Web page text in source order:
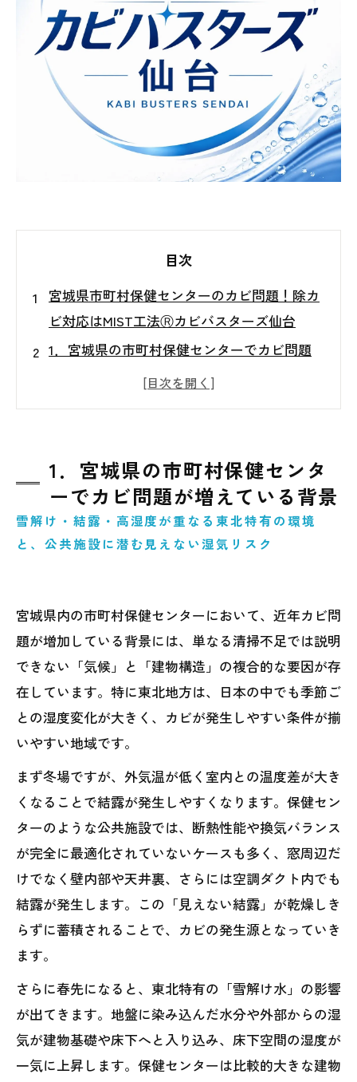
目次
宮城県市町村保健センターのカビ問題！除カ
ビ対応はMIST工法Ⓡカビバスターズ仙台
1．宮城県の市町村保健センターでカビ問題
が増えている背景
2．保健センター特有のカビ発生ポイントと
3．見えない場所で進行するカビ汚染の実態
4．なぜ清掃だけではカビ問題は解決しない
のか
5．実際に多い保健センターのカビトラブル
用対策
7．MIST工法Ⓡカビバスターズ仙台による原
因調査と再発防止策
1．宮城県の市町村保健センタ
ーでカビ問題が増えている背景
雪解け・結露・高湿度が重なる東北特有の環境
と、公共施設に潜む見えない湿気リスク
宮城県内の市町村保健センターにおいて、近年カビ問
題が増加している背景には、単なる清掃不足では説明
できない「気候」と「建物構造」の複合的な要因が存
在しています。特に東北地方は、日本の中でも季節ご
との湿度変化が大きく、カビが発生しやすい条件が揃
いやすい地域です。
まず冬場ですが、外気温が低く室内との温度差が大き
くなることで結露が発生しやすくなります。保健セン
ターのような公共施設では、断熱性能や換気バランス
が完全に最適化されていないケースも多く、窓周辺だ
けでなく壁内部や天井裏、さらには空調ダクト内でも
結露が発生します。この「見えない結露」が乾燥しき
らずに蓄積されることで、カビの発生源となっていき
ます。
さらに春先になると、東北特有の「雪解け水」の影響
が出てきます。地盤に染み込んだ水分や外部からの湿
気が建物基礎や床下へと入り込み、床下空間の湿度が
一気に上昇します。保健センターは比較的大きな建物